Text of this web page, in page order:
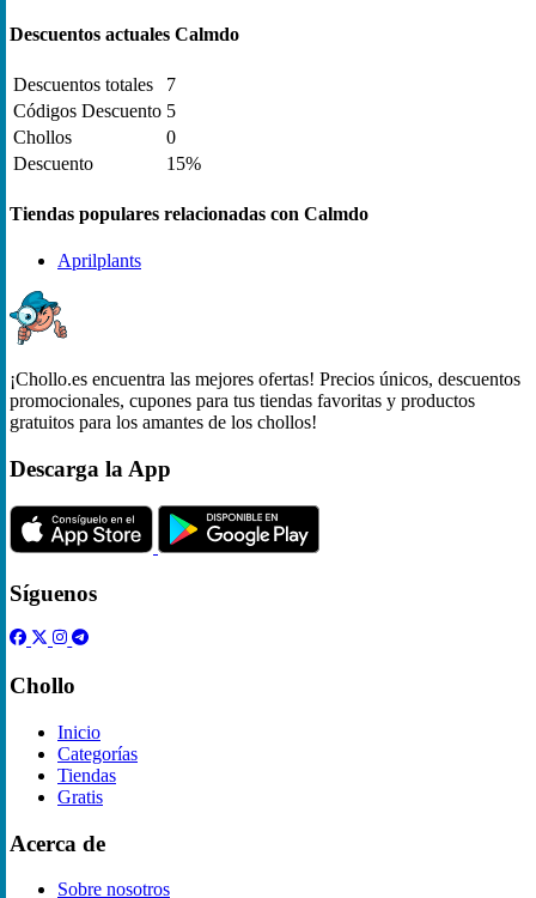
Descuentos actuales Calmdo
Descuentos totales
7
Códigos Descuento 5
Chollos
0
Descuento
15%
Tiendas populares relacionadas con Calmdo
Aprilplants
¡Chollo.es encuentra las mejores ofertas! Precios únicos, descuentos
promocionales, cupones para tus tiendas favoritas y productos
gratuitos para los amantes de los chollos!
Descarga la App
Síguenos
Chollo
Inicio
Categorías
Tiendas
Gratis
Acerca de
Sobre nosotros